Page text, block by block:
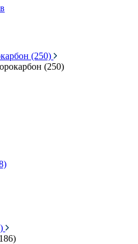
(250)
(250)